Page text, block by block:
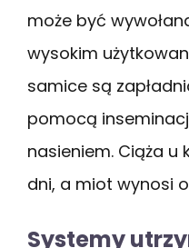
może być
wysokim
samice są
pomocą
nasieniem. Ciąża u
dni, a miot wynosi
Systemy